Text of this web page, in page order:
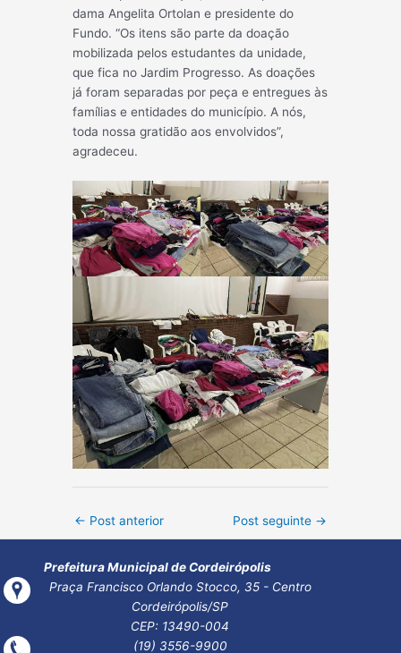
dama Angelita Ortolan e presidente do
Fundo. “Os itens são parte da doação
mobilizada pelos estudantes da unidade,
que fica no Jardim Progresso. As doações
já foram separadas por peça e entregues às
famílias e entidades do município. A nós,
toda nossa gratidão aos envolvidos”,
agradeceu.
Post
← Post anterior Post seguinte →
Prefeitura Municipal de Cordeirópolis
Praça Francisco Orlando Stocco, 35 - Centro
Cordeirópolis/SP
CEP: 13490-004
(19) 3556-9900